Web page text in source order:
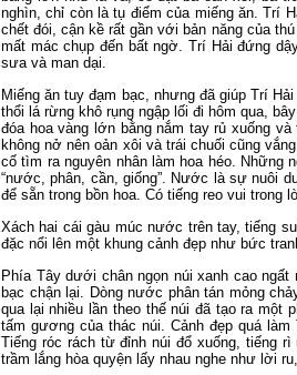
nghìn, chỉ còn là tụ điểm của miếng ăn. Trí
chết đói, cận kề rất gần với bản năng của
mất mác chụp đến bất ngờ. Trí Hải đứng
sưa và man dại.
Miếng ăn tuy đạm bạc, nhưng đã giúp Trí
thổi lá rừng khô rụng ngập lối đi hôm qua,
đóa hoa vàng lớn bằng nắm tay rủ xuống
không nở nên oản xôi và trái chuối cũng
cố tìm ra nguyên nhân làm hoa héo. Những
“nước, phân, cần, giống”. Nước là sự nuôi
để sẵn trong bồn hoa. Có tiếng reo vui
Xách hai cái gàu múc nước trên tay, tiếng
đặc nổi lên một khung cảnh đẹp như bức
Phía Tây dưới chân ngọn núi xanh cao
bạc chận lại. Dòng nước phân tán mỏng
qua lại nhiều lần theo thế núi đã tạo ra một
tấm gương của thác núi. Cảnh đẹp quá
Tiếng róc rách từ đỉnh núi đổ xuống, tiếng
trầm lắng hòa quyện lấy nhau nghe như lời